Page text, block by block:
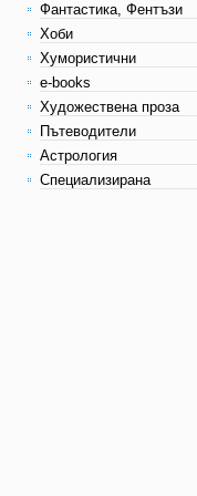
Фантастика, Фентъзи
Хоби
Хумористични
e-books
Художествена проза
Пътеводители
Астрология
Специализирана